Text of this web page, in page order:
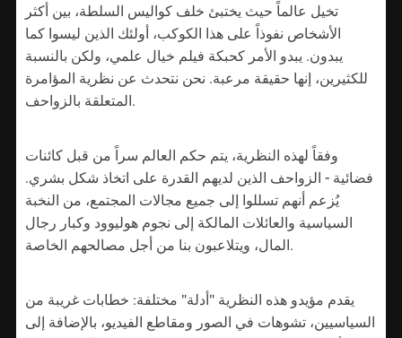
تخيل عالماً حيث يختبئ خلف كواليس السلطة، بين أكثر
الأشخاص نفوذاً على هذا الكوكب، أولئك الذين ليسوا كما
يبدون. يبدو الأمر كحبكة فيلم خيال علمي، ولكن بالنسبة
للكثيرين، إنها حقيقة مرعبة. نحن نتحدث عن نظرية المؤامرة
المتعلقة بالزواحف.
وفقاً لهذه النظرية، يتم حكم العالم سراً من قبل كائنات
فضائية - الزواحف الذين لديهم القدرة على اتخاذ شكل بشري.
يُزعم أنهم تسللوا إلى جميع مجالات المجتمع، من النخبة
السياسية والعائلات المالكة إلى نجوم هوليوود وكبار رجال
المال، ويتلاعبون بنا من أجل مصالحهم الخاصة.
يقدم مؤيدو هذه النظرية "أدلة" مختلفة: خطابات غريبة من
السياسيين، تشوهات في الصور ومقاطع الفيديو، بالإضافة إلى